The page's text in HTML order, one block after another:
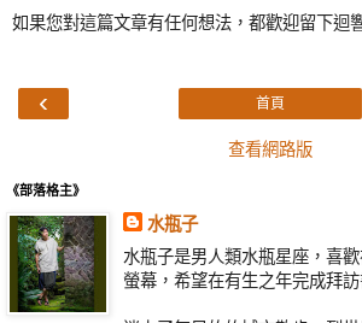
如果您對這篇文章有任何想法，都歡迎留下迴
‹ 首頁
查看網路版
《部落格主》
水瓶子
水瓶子是男人類水瓶星座，喜
螢幕，希望在有生之年完成拜